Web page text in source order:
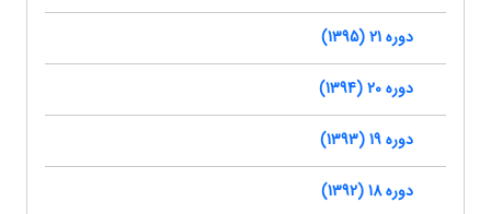
دوره 21 (1395)
دوره 20 (1394)
دوره 19 (1393)
دوره 18 (1392)